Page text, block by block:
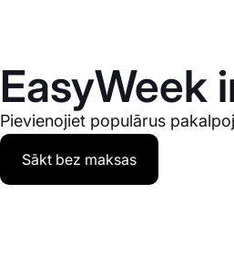
EasyWeek
Pievienojiet populārus
Sākt bez maksas